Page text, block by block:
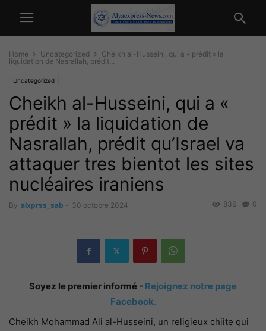
Home Uncategorized
Cheikh al-Husseini, qui a « prédit » la
liquidation de Nasrallah, prédit...
Uncategorized
Cheikh al-Husseini, qui a «
prédit » la liquidation de
Nasrallah, prédit qu’Israel va
attaquer tres bientot les sites
nucléaires iraniens
By alxprss_sab - 30 octobre 2024 0
836
Soyez le premier informé - Rejoignez notre page
Facebook.
Cheikh Mohammad Ali al-Husseini, un religieux chiite qui